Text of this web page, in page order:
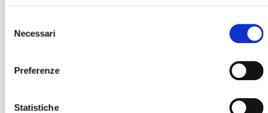
delNecessari
Preferenze
Statistiche